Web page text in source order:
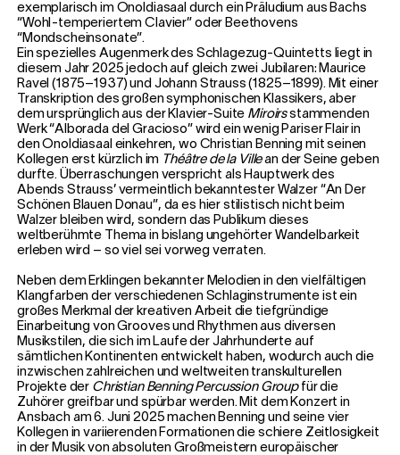
exemplarisch im Onoldiasaal durch ein Präludium aus Bachs
“Wohl-temperiertem Clavier” oder Beethovens
“Mondscheinsonate”.
Ein spezielles Augenmerk des Schlagezug-Quintetts liegt in
diesem Jahr 2025 jedoch auf gleich zwei Jubilaren: Maurice
Ravel (1875–1937) und Johann Strauss (1825–1899). Mit einer
Transkription des großen symphonischen Klassikers, aber
dem ursprünglich aus der Klavier-Suite Miroirsstammenden
Werk “Alborada del Gracioso” wird ein wenig Pariser Flair in
den Onoldiasaal einkehren, wo Christian Benning mit seinen
Kollegen erst kürzlich im Théâtre de la Villean der Seine geben
durfte. Überraschungen verspricht als Hauptwerk des
Abends Strauss’ vermeintlich bekanntester Walzer “An Der
Schönen Blauen Donau”, da es hier stilistisch nicht beim
Walzer bleiben wird, sondern das Publikum dieses
weltberühmte Thema in bislang ungehörter Wandelbarkeit
erleben wird – so viel sei vorweg verraten.
Neben dem Erklingen bekannter Melodien in den vielfältigen
Klangfarben der verschiedenen Schlaginstrumente ist ein
großes Merkmal der kreativen Arbeit die tiefgründige
Einarbeitung von Grooves und Rhythmen aus diversen
Musikstilen, die sich im Laufe der Jahrhunderte auf
sämtlichen Kontinenten entwickelt haben, wodurch auch die
inzwischen zahlreichen und weltweiten transkulturellen
Projekte der Christian Benning Percussion Groupfür die
Zuhörer greifbar und spürbar werden. Mit dem Konzert in
Ansbach am 6. Juni 2025 machen Benning und seine vier
Kollegen in variierenden Formationen die schiere Zeitlosigkeit
in der Musik von absoluten Großmeistern europäischer